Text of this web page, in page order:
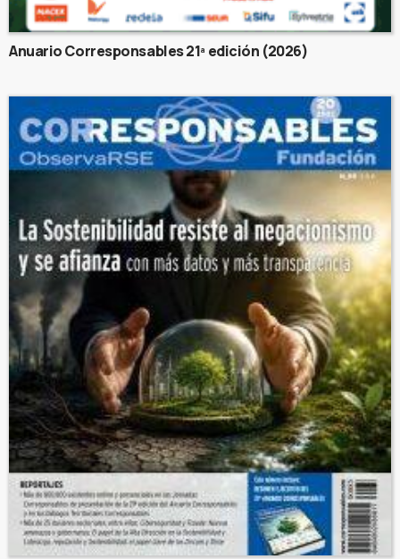
Anuario Corresponsables 21ª edición (2026)